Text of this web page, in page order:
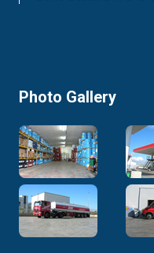
0.85Salute a
informazioni
questo
dannosi per la
tramite il
deve essere
quelli per quali
momento dello
danneggiare
accordo alla
Photo Gallery